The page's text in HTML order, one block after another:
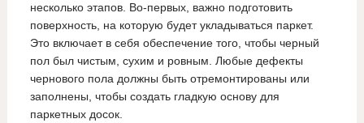
несколько этапов. Во-первых, важно подготовить
поверхность, на которую будет укладываться паркет.
Это включает в себя обеспечение того, чтобы черный
пол был чистым, сухим и ровным. Любые дефекты
чернового пола должны быть отремонтированы или
заполнены, чтобы создать гладкую основу для
паркетных досок.